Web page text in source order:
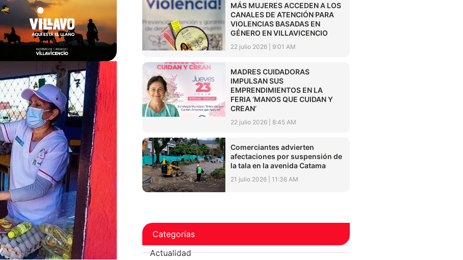
MÁS MUJERES ACCEDEN A LOS
CANALES DE ATENCIÓN PARA
VIOLENCIAS BASADAS EN
GÉNERO EN VILLAVICENCIO
22 julio 2026 9:01 AM
MADRES CUIDADORAS
IMPULSAN SUS
EMPRENDIMIENTOS EN LA
FERIA ‘MANOS QUE CUIDAN Y
CREAN’
22 julio 2026 8:45 AM
Comerciantes advierten
afectaciones por suspensión de
la tala en la avenida Catama
21 julio 2026 11:36 AM
Categorías
Actualidad